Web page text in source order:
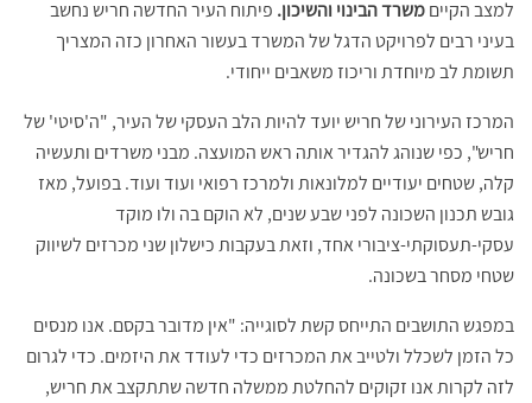
למצב הקייםמשרד הבינוי והשיכון. פיתוח העיר החדשה חריש נחשב
בעיני רבים לפרויקט הדגל של המשרד בעשור האחרון כזה המצריך
תשומת לב מיוחדת וריכוז משאבים ייחודי.
המרכז העירוני של חריש יועד להיות הלב העסקי של העיר, "ה'סיטי' של
חריש", כפי שנוהג להגדיר אותה ראש המועצה. מבני משרדים ותעשיה
קלה, שטחים יעודיים למלונאות ולמרכז רפואי ועוד ועוד. בפועל, מאז
גובש תכנון השכונה לפני שבע שנים, לא הוקם בה ולו מוקד
עסקי-תעסוקתי-ציבורי אחד, וזאת בעקבות כישלון שני מכרזים לשיווק
שטחי מסחר בשכונה.
במפגש התושבים התייחס קשת לסוגייה: "אין מדובר בקסם. אנו מנסים
כל הזמן לשכלל ולטייב את המכרזים כדי לעודד את היזמים. כדי לגרום
לזה לקרות אנו זקוקים להחלטת ממשלה חדשה שתתקצב את חריש,